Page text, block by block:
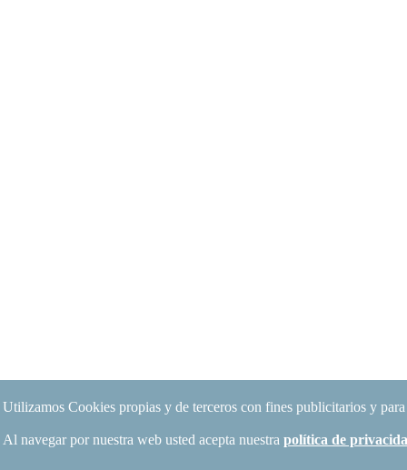
Utilizamos Cookies propias y de terceros con fines publicitarios y
Al navegar por nuestra web usted acepta nuestra política de